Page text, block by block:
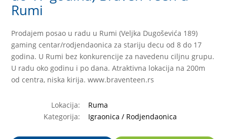
Rumi
Prodajem posao u radu u Rumi (Veljka Dugoševića 189)
gaming centar/rodjendaonica za stariju decu od 8 do 17
godina. U Rumi bez konkurencije za navedenu ciljnu grupu.
U radu oko godinu i po dana. Atraktivna lokacija na 200m
od centra, niska kirija. www.braventeen.rs
Lokacija:
Ruma
Kategorija:
Igraonica / Rodjendaonica